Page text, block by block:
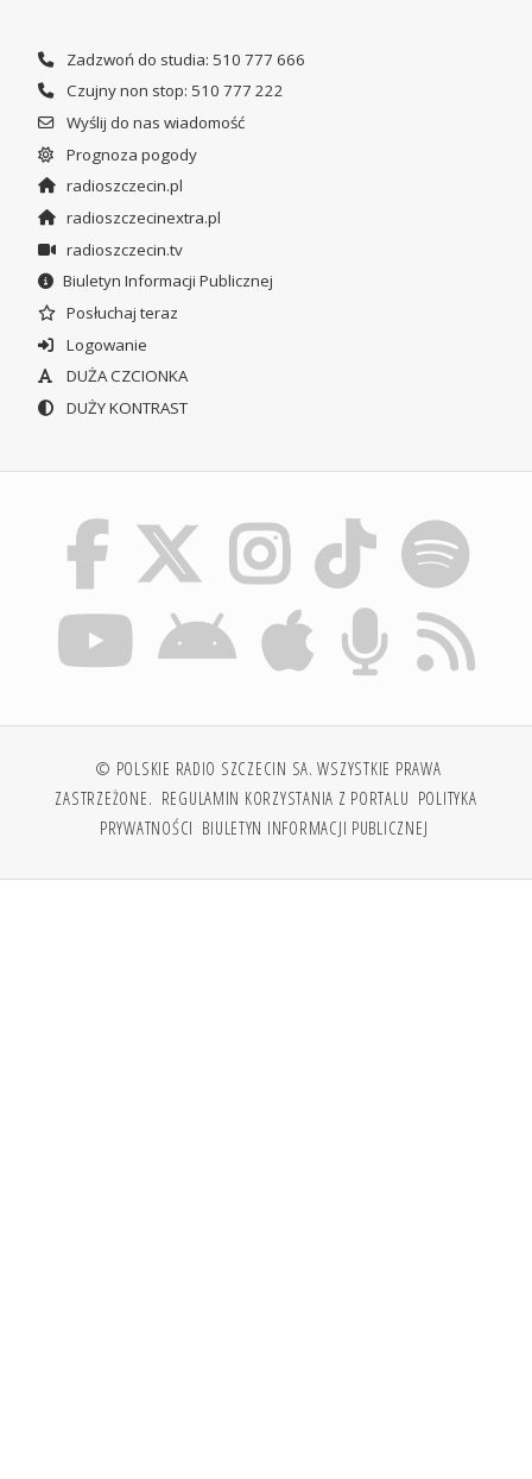
Zadzwoń do studia: 510 777 666
Czujny non stop: 510 777 222
Wyślij do nas wiadomość
Prognoza pogody
radioszczecin.pl
radioszczecinextra.pl
radioszczecin.tv
Biuletyn Informacji Publicznej
Posłuchaj teraz
Logowanie
DUŻA CZCIONKA
DUŻY KONTRAST
© POLSKIE RADIO SZCZECIN SA. WSZYSTKIE PRAWA
ZASTRZEŻONE. REGULAMIN KORZYSTANIA Z PORTALU POLITYKA
PRYWATNOŚCI BIULETYN INFORMACJI PUBLICZNEJ